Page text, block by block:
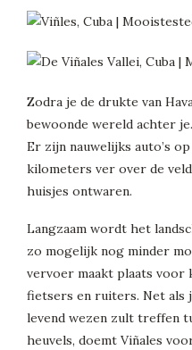
Zodra je de drukte van
bewoonde wereld achter
Er zijn nauwelijks auto’s
kilometers ver over de
huisjes ontwaren.
Langzaam wordt het
zo mogelijk nog minder
vervoer maakt plaats voor
fietsers en ruiters. Net als
levend wezen zult treffen
heuvels, doemt Viñales